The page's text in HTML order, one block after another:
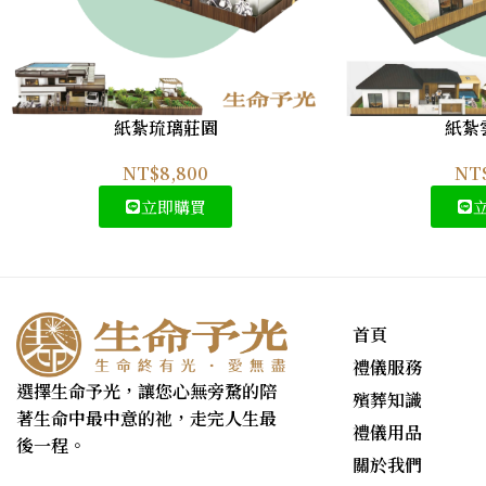
紙紮琉璃莊園
NT$8,800
立即購買
紙紮
選擇生命予光，讓您心無旁騖的陪
著生命中最中意的祂，走完人生最
後一程。
首頁
禮儀服務
殯葬知識
禮儀用品
關於我們